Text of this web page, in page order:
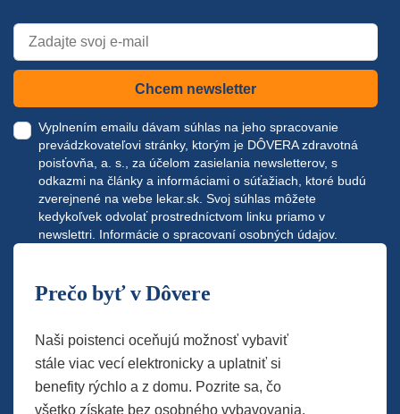
Chcem newsletter
Vyplnením emailu dávam súhlas na jeho spracovanie
prevádzkovateľovi stránky, ktorým je DÔVERA zdravotná
poisťovňa, a. s., za účelom zasielania newsletterov, s
odkazmi na články a informáciami o súťažiach, ktoré budú
zverejnené na webe lekar.sk. Svoj súhlas môžete
kedykoľvek odvolať prostredníctvom linku priamo v
newslettri. Informácie o spracovaní osobných údajov.
Prečo byť v Dôvere
Naši poistenci oceňujú možnosť vybaviť
stále viac vecí elektronicky a uplatniť si
benefity rýchlo a z domu. Pozrite sa, čo
všetko získate bez osobného vybavovania.